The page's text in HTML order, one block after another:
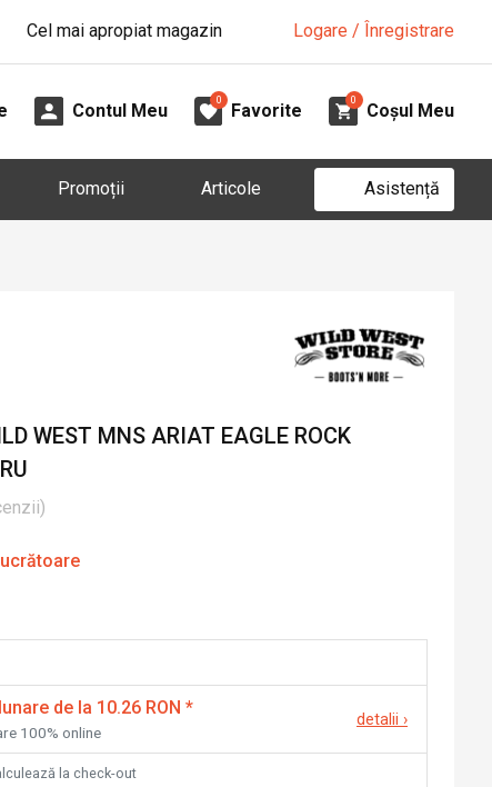
Cel mai apropiat magazin Logare / Înregistrare
Contul Meu
0
Favorite
0
Coșul Meu
Promoții Articole Asistență
WEST MNS ARIAT EAGLE ROCK
)
de la 10.26 RON *
100% online
detalii ›
la check-out